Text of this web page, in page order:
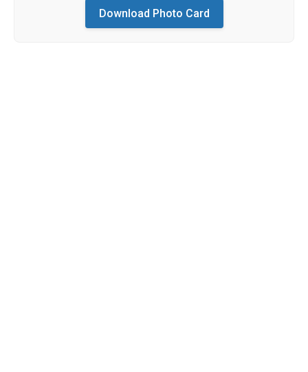
Download Photo Card